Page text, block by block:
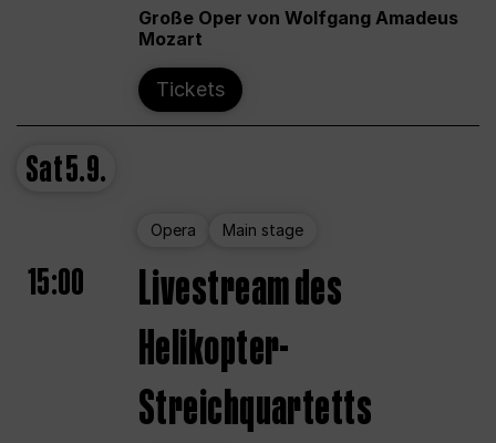
Große Oper von Wolfgang Amadeus
Mozart
Tickets
Sat5.9.
Opera Main stage
15:00
Livestream des
Helikopter-
Streichquartetts